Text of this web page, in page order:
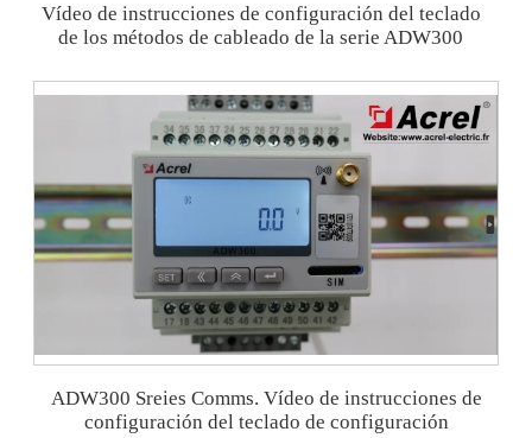
Vídeo de instrucciones de configuración del teclado
de los métodos de cableado de la serie ADW300
ADW300 Sreies Comms. Vídeo de instrucciones de
configuración del teclado de configuración